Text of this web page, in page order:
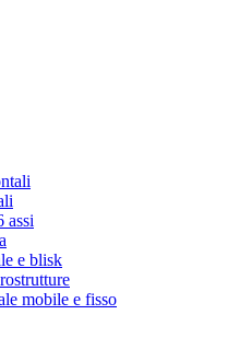
assi
e blisk
mobile e fisso